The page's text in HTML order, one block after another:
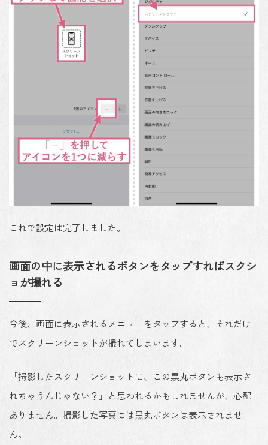
これで設定は完了しました。
画面の中に表示されるボタンをタップすればスクシ
ョが撮れる
今後、 画面に表示されるメニューをタップすると、それだけ
でスクリーンショットが撮れてしまいます。
「撮影したスクリーンショットに、この黒丸ボタンも表示さ
れちゃうんじゃない？」と思われるかもしれませんが、心配
ありません。撮影した写真には黒丸ボタンは表示されませ
ん。